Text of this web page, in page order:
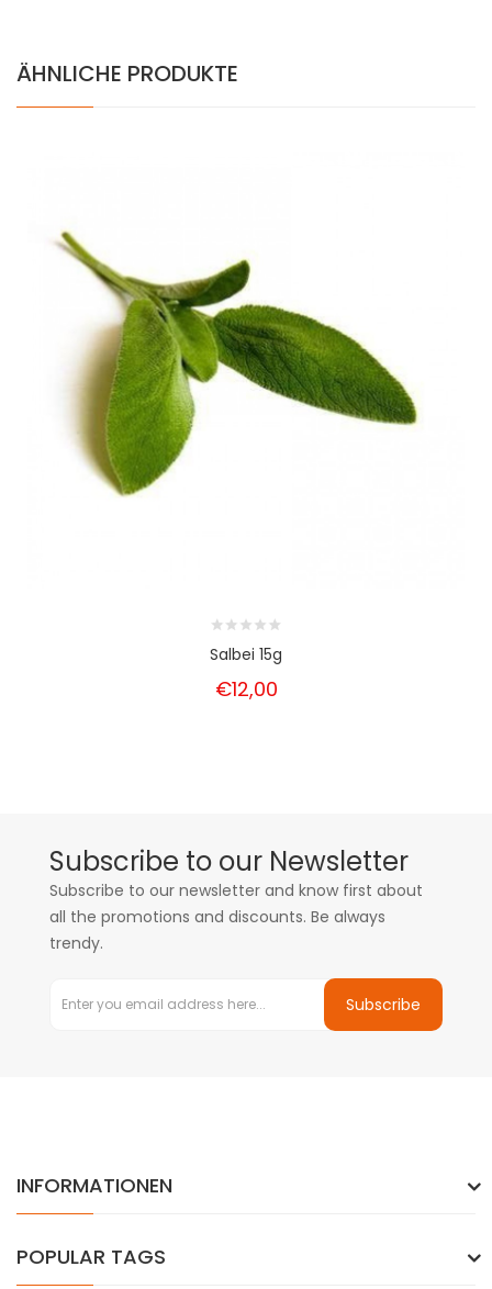
ÄHNLICHE PRODUKTE
Salbei 15g
€12,00
Subscribe to our Newsletter
Subscribe to our newsletter and know first about
all the promotions and discounts. Be always
trendy.
Subscribe
INFORMATIONEN
POPULAR TAGS